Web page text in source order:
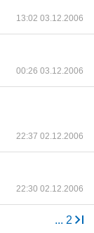
13:02 03.12.2006
00:26 03.12.2006
22:37 02.12.2006
22:30 02.12.2006
... 2